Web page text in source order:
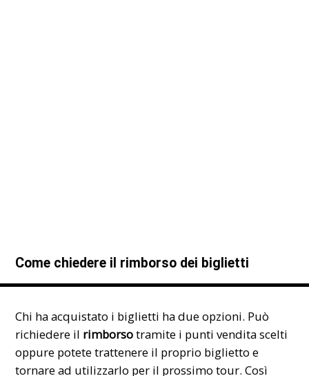
Come chiedere il rimborso dei biglietti
Chi ha acquistato i biglietti ha due opzioni. Può
richiedere il rimborsotramite i punti vendita scelti
oppure potete trattenere il proprio biglietto e
tornare ad utilizzarlo per il prossimo tour. Così